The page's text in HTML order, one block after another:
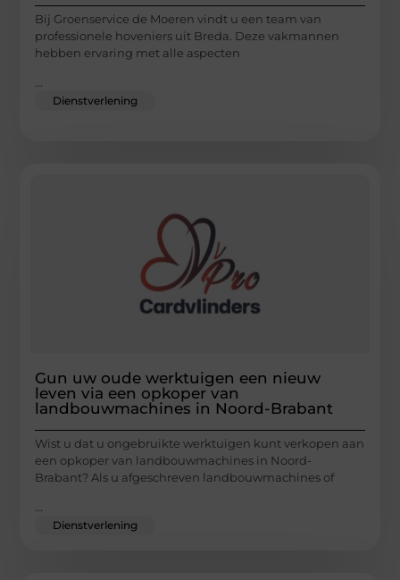
Bij Groenservice de Moeren vindt u een team van
professionele hoveniers uit Breda. Deze vakmannen
hebben ervaring met alle aspecten
Dienstverlening
Gun uw oude werktuigen een nieuw
leven via een opkoper van
landbouwmachines in Noord-Brabant
Wist u dat u ongebruikte werktuigen kunt verkopen aan
een opkoper van landbouwmachines in Noord-
Brabant? Als u afgeschreven landbouwmachines of
...
Dienstverlening